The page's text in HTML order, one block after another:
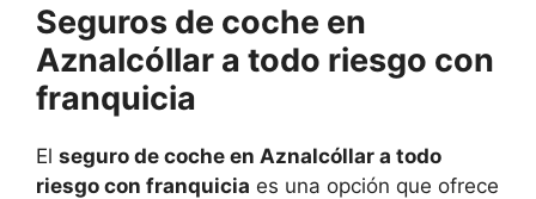
Seguros de coche en
Aznalcóllar a todo riesgo con
franquicia
El seguro de coche en Aznalcóllar a todo
riesgo con franquicia es una opción que ofrece